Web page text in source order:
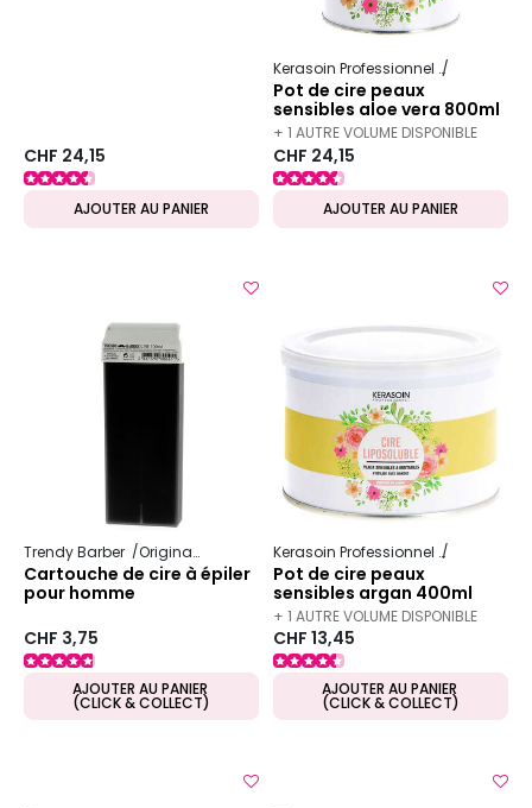
CHF 24,15
AJOUTER AU PANIER
Kerasoin Professionnel
Pot de cire peaux
sensibles aloe vera 800ml
+ 1 AUTRE VOLUME DISPONIBLE
CHF 24,15
AJOUTER AU PANIER
Trendy Barber Original Visage & corps
Cartouche de cire à épiler
pour homme
CHF 3,75
AJOUTER AU PANIER
(CLICK & COLLECT)
Kerasoin Professionnel
Pot de cire peaux
sensibles argan 400ml
+ 1 AUTRE VOLUME DISPONIBLE
CHF 13,45
AJOUTER AU PANIER
(CLICK & COLLECT)